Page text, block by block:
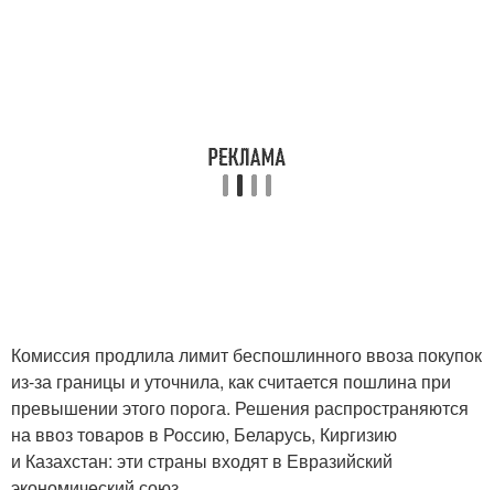
Комиссия продлила лимит беспошлинного ввоза покупок
из-за границы и уточнила, как считается пошлина при
превышении этого порога. Решения распространяются
на ввоз товаров в Россию, Беларусь, Киргизию
и Казахстан: эти страны входят в Евразийский